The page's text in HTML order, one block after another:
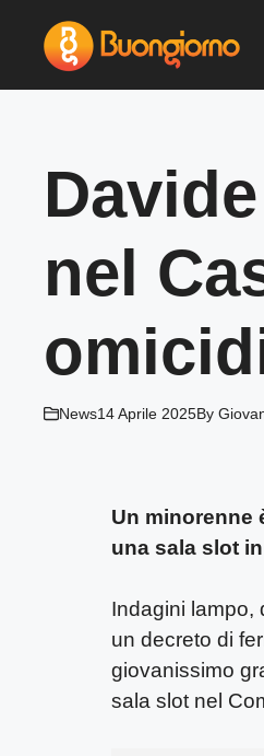
contenuto
nel
News14 Aprile 2025By
Un minorenne
una sala slot
Indagini lampo,
un decreto di
giovanissimo
sala slot nel